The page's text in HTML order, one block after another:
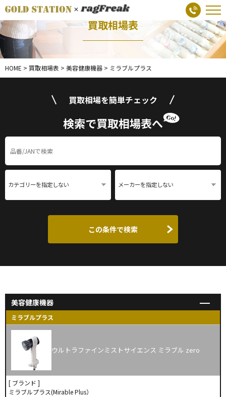
買取相場表
HOME > 買取相場表 > 美容健康機器 > ミラブルプラス
買取相場を簡単チェック
検索で買取相場表へ
この条件で検索
美容健康機器
ミラブルプラス
ウルトラファインミストサイエンス ミラブル zero
[ ブランド ]
ミラブルプラス(Mirable Plus）